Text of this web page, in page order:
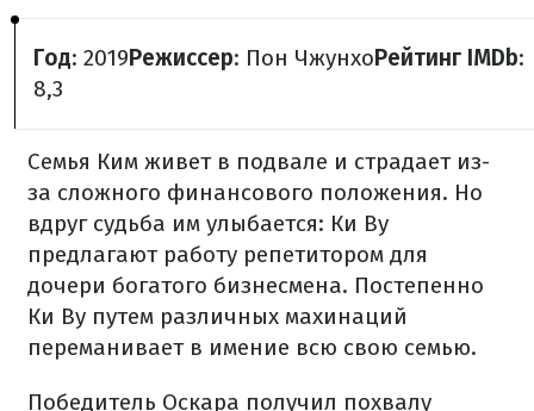
Год: 2019Режиссер: Пон ЧжунхоРейтинг IMDb:
8,3
Семья Ким живет в подвале и страдает из-
за сложного финансового положения. Но
вдруг судьба им улыбается: Ки Ву
предлагают работу репетитором для
дочери богатого бизнесмена. Постепенно
Ки Ву путем различных махинаций
переманивает в имение всю свою семью.
Победитель Оскара получил похвалу